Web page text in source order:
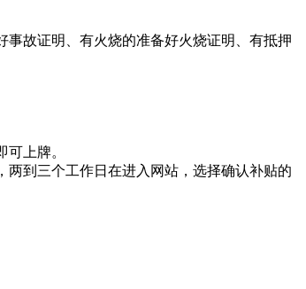
故证明、有火烧的准备好火烧证明、有抵押
上牌。
到三个工作日在进入网站，选择确认补贴的